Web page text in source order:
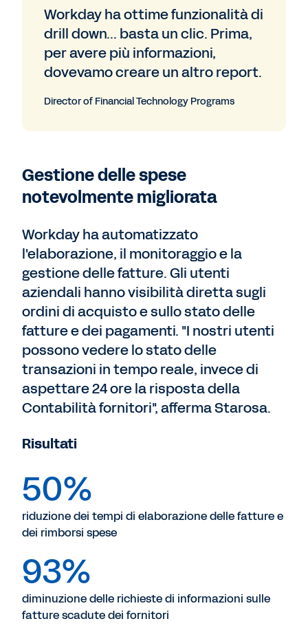
Workday ha ottime funzionalità di
drill down... basta un clic. Prima,
per avere più informazioni,
dovevamo creare un altro report.
Director of Financial Technology Programs
Gestione delle spese
notevolmente migliorata
Workday ha automatizzato
l'elaborazione, il monitoraggio e la
gestione delle fatture. Gli utenti
aziendali hanno visibilità diretta sugli
ordini di acquisto e sullo stato delle
fatture e dei pagamenti. "I nostri utenti
possono vedere lo stato delle
transazioni in tempo reale, invece di
aspettare 24 ore la risposta della
Contabilità fornitori", afferma Starosa.
Risultati
50%
riduzione dei tempi di elaborazione delle fatture e
dei rimborsi spese
93%
diminuzione delle richieste di informazioni sulle
fatture scadute dei fornitori